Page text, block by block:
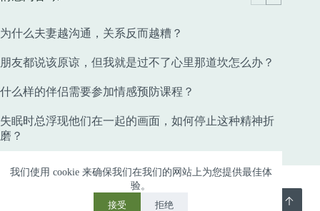
我们使用 cookie 来确保我们在我们的网站上为您提供最佳体
验。
接受 拒绝
为什么夫妻越沟通，关系反而越糟？
朋友都说该原谅，但我就是过不了心里那道坎怎么办？
什么样的伴侣需要参加情感预防课程？
失眠时总浮现他们在一起的画面，如何停止这种精神折
磨？
Copyright © 2026 深圳心灵苑心理咨询- 深圳婚姻危机心
理咨询 - 粤ICP备2024315642号